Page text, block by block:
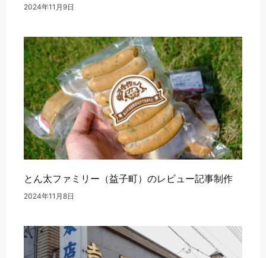
2024年11月9日
とん太ファミリー（益子町）のレビュー記事制作
2024年11月8日